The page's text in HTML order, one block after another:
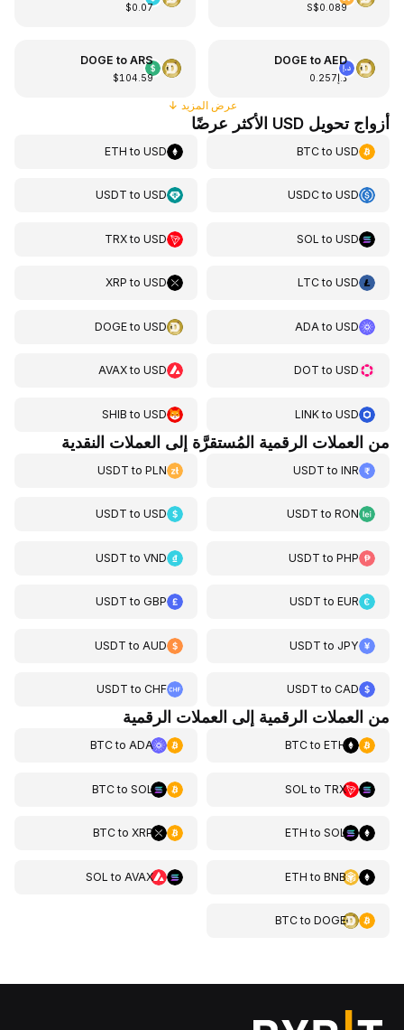
S$0.089
$0.07
DOGE toAED
د.إ0.257
DOGE toARS
$104.59
عرض المزيد ↓
أزواج تحويل USD الأكثر عرضًا
BTCtoUSD
ETH toUSD
USDCtoUSD
USDT toUSD
SOL toUSD
TRXtoUSD
LTCtoUSD
XRP toUSD
ADA toUSD
DOGEtoUSD
DOT toUSD
AVAXtoUSD
LINKtoUSD
SHIB toUSD
من العملات الرقمية المُستقرَّة إلى العملات النقدية
USDT toINR
USDT toPLN
USDT toRON
USDT toUSD
USDT toPHP
USDT toVND
USDT toEUR
USDT toGBP
USDT toJPY
USDT to AUD
USDT toCAD
USDT toCHF
من العملات الرقمية إلى العملات الرقمية
BTCtoETH
BTCtoADA
SOL to TRX
BTCtoSOL
ETH toSOL
BTCtoXRP
ETH toBNB
SOL toAVAX
BTCtoDOGE